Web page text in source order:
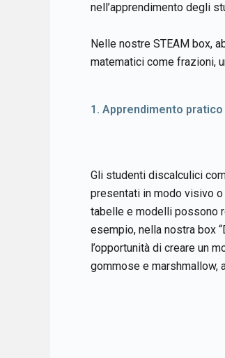
nell’apprendimento degli
Nelle nostre STEAM box,
matematici come frazioni,
1. Apprendimento
Gli studenti discalculici
presentati in modo visivo
tabelle e modelli possono
esempio, nella nostra box
l’opportunità di creare un
gommose e marshmallow,